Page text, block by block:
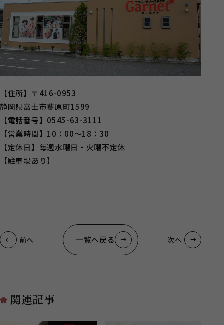
【住所】〒416-0953
静岡県富士市蓼原町1599
【電話番号】0545-63-3111
【営業時間】10：00～18：30
【定休日】毎週水曜日・火曜不定休
【駐車場あり】
前へ 一覧へ戻る 次へ
関連記事